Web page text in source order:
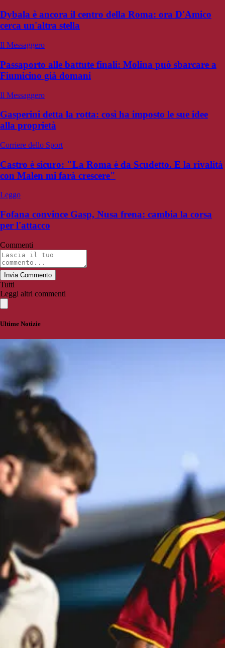
Dybala è ancora il centro della Roma: ora D'Amico
cerca un'altra stella
Il Messaggero
Passaporto alle battute finali: Molina può sbarcare a
Fiumicino già domani
Il Messaggero
Gasperini detta la rotta: così ha imposto le sue idee
alla proprietà
Corriere dello Sport
Castro è sicuro: "La Roma è da Scudetto. E la rivalità
con Malen mi farà crescere"
Leggo
Fofana convince Gasp, Nusa frena: cambia la corsa
per l'attacco
Commenti
Invia Commento
Tutti
Leggi altri commenti
Ultime Notizie